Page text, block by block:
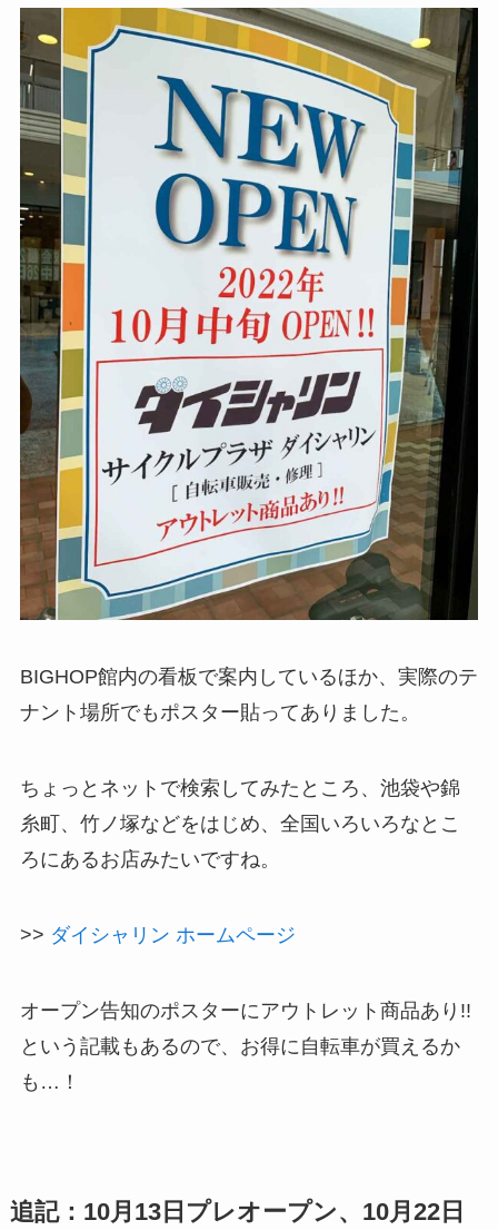
BIGHOP館内の看板で案内しているほか、実際のテ
ナント場所でもポスター貼ってありました。
ちょっとネットで検索してみたところ、池袋や錦
糸町、竹ノ塚などをはじめ、全国いろいろなとこ
ろにあるお店みたいですね。
>> ダイシャリン ホームページ
オープン告知のポスターにアウトレット商品あり!!
という記載もあるので、お得に自転車が買えるか
も…！
追記：10月13日プレオープン、10月22日